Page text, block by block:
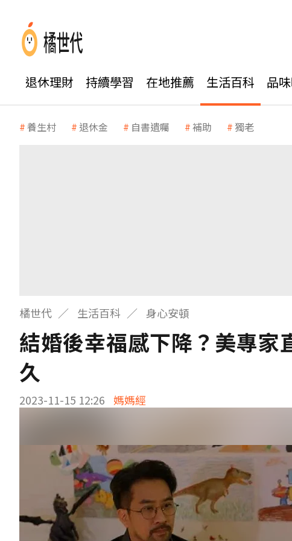
退休理財 持續學習 在地推薦 生活百科 品
養生村 退休金 自書遺囑 補助 獨老
橘世代 生活百科 身心安頓
結婚後幸福感下降？美專
久
2023-11-15 12:26 媽媽經